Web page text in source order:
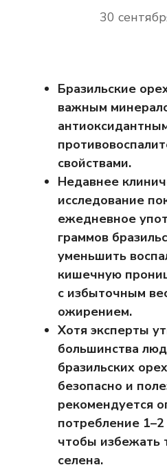
30
Бразильские
важным
свойствами.
Недавнее
исследование
ежедневное
граммов
уменьшить
кишечную
с избыточным
ожирением.
Хотя эксперты
большинства
бразильских
безопасно и
рекомендуется
потребление
чтобы избежать
селена.